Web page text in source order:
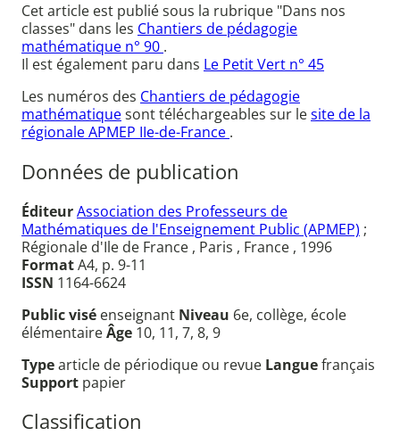
Cet article est publié sous la rubrique "Dans nos
classes" dans les Chantiers de pédagogie
mathématique n° 90 .
Il est également paru dans Le Petit Vert n° 45
Les numéros des Chantiers de pédagogie
mathématiquesont téléchargeables sur lesite de la
régionale APMEP IIe-de-France .
Données de publication
ÉditeurAssociation des Professeurs de
Mathématiques de l'Enseignement Public (APMEP) ;
Régionale d'Ile de France , Paris , France , 1996
FormatA4, p. 9-11
ISSN 1164-6624
Public visé enseignant Niveau 6e, collège, école
élémentaireÂge 10, 11, 7, 8, 9
Typearticle de périodique ou revue Languefrançais
Support papier
Classification